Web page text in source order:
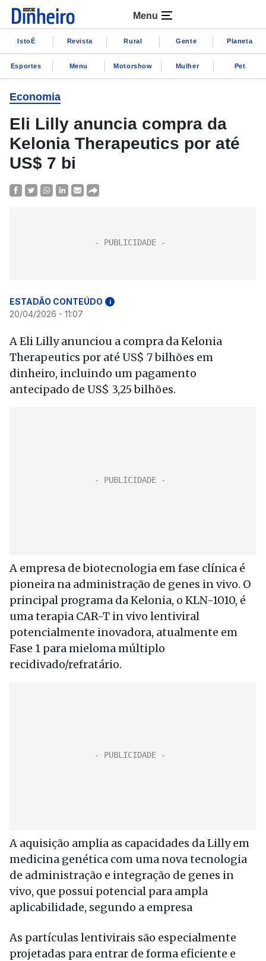
Menu
IstoÉ Revista Rural Gente Planeta
Esportes Menu Motorshow Mulher Pet
Economia
Eli Lilly anuncia compra da
Kelonia Therapeutics por até
US$ 7 bi
ESTADÃO CONTEÚDO i
20/04/2026 - 11:07
A Eli Lilly anunciou a compra da Kelonia
Therapeutics por até US$ 7 bilhões em
dinheiro, incluindo um pagamento
antecipado de US$ 3,25 bilhões.
A empresa de biotecnologia em fase clínica é
pioneira na administração de genes in vivo. O
principal programa da Kelonia, o KLN-1010, é
uma terapia CAR-T in vivo lentiviral
potencialmente inovadora, atualmente em
Fase 1 para mieloma múltiplo
recidivado/refratário.
A aquisição amplia as capacidades da Lilly em
medicina genética com uma nova tecnologia
de administração e integração de genes in
vivo, que possui potencial para ampla
aplicabilidade, segundo a empresa
As partículas lentivirais são especialmente
projetadas para entrar de forma eficiente e